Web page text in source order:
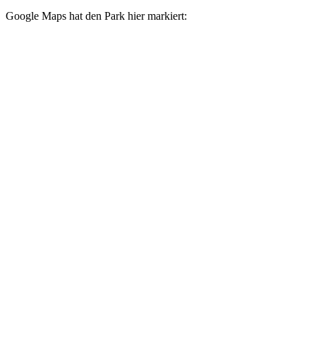
Google Maps hat den Park hier markiert: